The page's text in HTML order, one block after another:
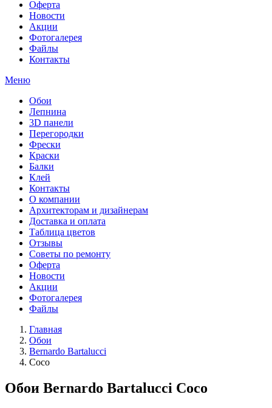
Оферта
Новости
Акции
Фотогалерея
Файлы
Контакты
Меню
Обои
Лепнина
3D панели
Перегородки
Фрески
Краски
Балки
Клей
Контакты
О компании
Архитекторам и дизайнерам
Доставка и оплата
Таблица цветов
Отзывы
Советы по ремонту
Оферта
Новости
Акции
Фотогалерея
Файлы
Главная
Обои
Bernardo Bartalucci
Coco
Обои Bernardo Bartalucci Coco